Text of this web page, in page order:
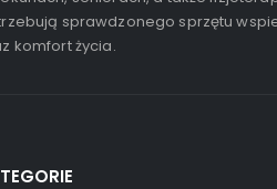
sprawdzonego sprzętu
komfort życia.